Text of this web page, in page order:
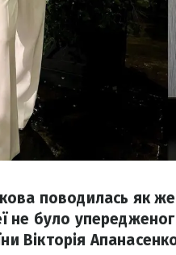
поводилась як
не було
Вікторія